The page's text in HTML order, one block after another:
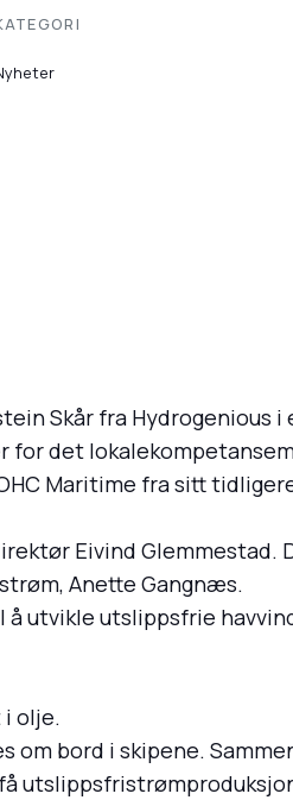
Skår fra Hydrogenious i
for det
Maritime fra sitt
Eivind Glemmestad.
Anette Gangnæs.
å utvikle utslippsfrie
i olje.
bord i skipene.